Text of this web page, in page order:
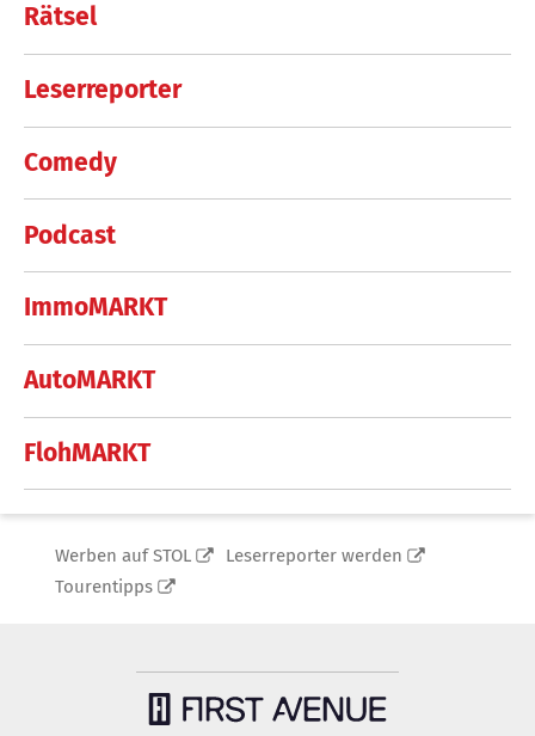
Rätsel
Leserreporter
Comedy
Podcast
ImmoMARKT
AutoMARKT
FlohMARKT
Werben auf STOL
Leserreporter werden
Tourentipps